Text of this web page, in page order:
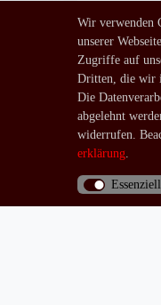
Gray
Sweat -
UVP
*
Wir verwenden
unserer
Zugriffe auf
Dritten, die wir
Die
abgelehnt
widerrufen.
erklärung.
Essenziell